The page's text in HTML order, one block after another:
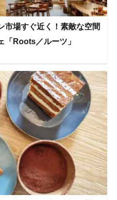
市場すぐ近く！素敵な空間
「Roots／ルーツ」